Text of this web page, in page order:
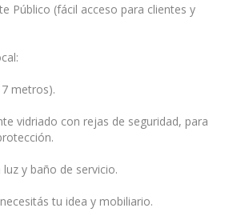
Público (fácil acceso para clientes y
7 metros).
vidriado con rejas de seguridad, para
y baño de servicio.
tu idea y mobiliario.